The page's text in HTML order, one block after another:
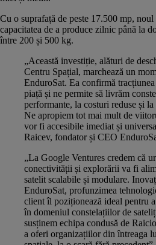
Cu o suprafață de peste 17.500 mp,
capacitatea de a produce zilnic până la
între 200 și 500 kg.
„Această investiție, alături de
Centru Spațial, marchează un
EnduroSat. Ea confirmă
piață și ne permite să livrăm
performante, la costuri reduse și la
Ne apropiem tot mai mult de
vor fi accesibile imediat și
Raicev, fondator și CEO
„La Google Ventures credem că
conectivității și explorării va fi
satelit scalabile și modulare.
EnduroSat, profunzimea
client îl poziționează ideal pentru
în domeniul constelațiilor de
susținem echipa condusă de
a oferi organizațiilor din întreaga